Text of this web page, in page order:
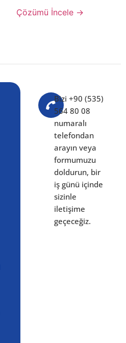
Çözümü İncele →
Bizi +90 (535)
564 80 08
numaralı
telefondan
arayın veya
formumuzu
doldurun, bir
iş günü içinde
sizinle
iletişime
geçeceğiz.